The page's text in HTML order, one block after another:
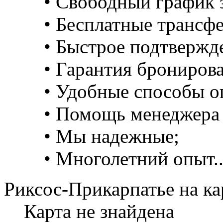
• Бесплатные
• Быстрое
• Гарантия
• Удобные способы
• Помощь
• Мы надежные;
• Многолетний
Риксос-Прикарпатье на
Карта не знайдена